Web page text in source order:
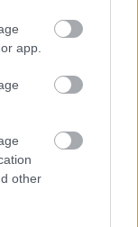
app.
other
7926576
tartalomnak
felelősséget
blog szerkesztőjéhez.